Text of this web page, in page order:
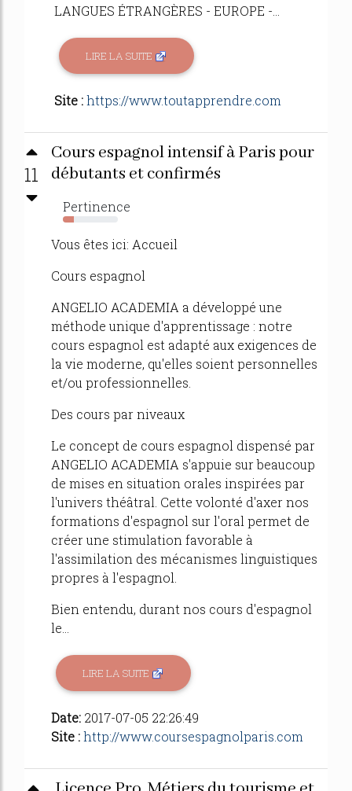
LANGUES ÉTRANGÈRES - EUROPE -...
LIRE LA SUITE
Site :https://www.toutapprendre.com
11
Cours espagnol intensif à Paris pour
débutants et confirmés
Pertinence
20%
Vous êtes ici: Accueil
Cours espagnol
ANGELIO ACADEMIA a développé une
méthode unique d'apprentissage : notre
cours espagnol est adapté aux exigences de
la vie moderne, qu'elles soient personnelles
et/ou professionnelles.
Des cours par niveaux
Le concept de cours espagnol dispensé par
ANGELIO ACADEMIA s'appuie sur beaucoup
de mises en situation orales inspirées par
l'univers théâtral. Cette volonté d'axer nos
formations d'espagnol sur l'oral permet de
créer une stimulation favorable à
l'assimilation des mécanismes linguistiques
propres à l'espagnol.
Bien entendu, durant nos cours d'espagnol
le...
LIRE LA SUITE
Date: 2017-07-05 22:26:49
Site :http://www.coursespagnolparis.com